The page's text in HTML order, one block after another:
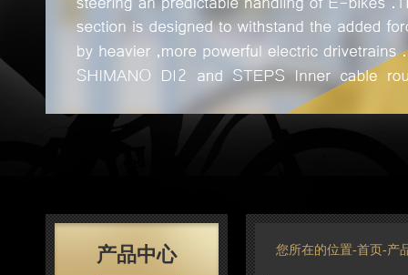
产品中心 您所在的位置-首页 -产